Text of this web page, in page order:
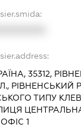
35312,
РІВНЕНСЬКИЙ
ТИПУ
1